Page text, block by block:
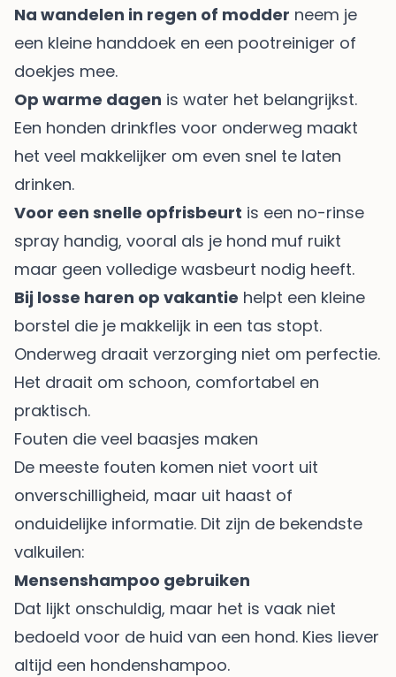
Na wandelen in regen of modder neem je
een kleine handdoek en een pootreiniger of
doekjes mee.
Op warme dagen is water het belangrijkst.
Een honden drinkfles voor onderweg maakt
het veel makkelijker om even snel te laten
drinken.
Voor een snelle opfrisbeurt is een no-rinse
spray handig, vooral als je hond muf ruikt
maar geen volledige wasbeurt nodig heeft.
Bij losse haren op vakantie helpt een kleine
borstel die je makkelijk in een tas stopt.
Onderweg draait verzorging niet om perfectie.
Het draait om schoon, comfortabel en
praktisch.
Fouten die veel baasjes maken
De meeste fouten komen niet voort uit
onverschilligheid, maar uit haast of
onduidelijke informatie. Dit zijn de bekendste
valkuilen:
Mensenshampoo gebruiken
Dat lijkt onschuldig, maar het is vaak niet
bedoeld voor de huid van een hond. Kies liever
altijd een hondenshampoo.